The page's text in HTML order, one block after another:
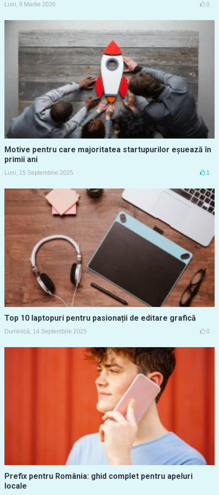
Luni, 9 Martie 2026 0
Motive pentru care majoritatea startupurilor eșuează în
primii ani
Luni, 15 Septembrie 2025 1
Top 10 laptopuri pentru pasionații de editare grafică
Duminică, 14 Septembrie 2025 0
Prefix pentru România: ghid complet pentru apeluri
locale